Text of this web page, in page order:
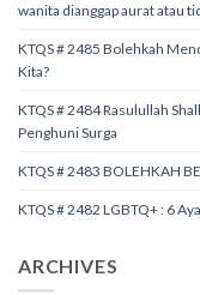
wanita dianggap aurat atau
KTQS # 2485 Bolehkah
Kita?
KTQS # 2484 Rasulullah
Penghuni Surga
KTQS # 2483 BOLEHKAH
KTQS # 2482 LGBTQ+ : 6
ARCHIVES